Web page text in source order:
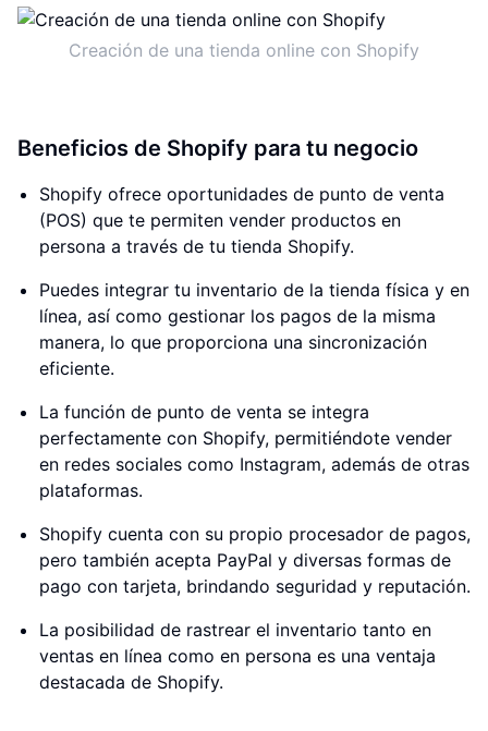
Creación de una tienda online con Shopify
Beneficios de Shopify para tu negocio
Shopify ofrece oportunidades de punto de venta
(POS) que te permiten vender productos en
persona a través de tu tienda Shopify.
Puedes integrar tu inventario de la tienda física y en
línea, así como gestionar los pagos de la misma
manera, lo que proporciona una sincronización
eficiente.
La función de punto de venta se integra
perfectamente con Shopify, permitiéndote vender
en redes sociales como Instagram, además de otras
plataformas.
Shopify cuenta con su propio procesador de pagos,
pero también acepta PayPal y diversas formas de
pago con tarjeta, brindando seguridad y reputación.
La posibilidad de rastrear el inventario tanto en
ventas en línea como en persona es una ventaja
destacada de Shopify.